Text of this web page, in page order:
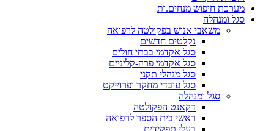
מערכת חיפוש מנחים.ות
סגל ומנהלה
משאבי אנוש בפקולטה לרפואה
נקלטים חדשים
סגל אקדמי בבתי חולים
סגל אקדמי פרה-קליניים
סגל מנהלי תקני
סגל עובדי מחקר ופרוייקט
סגל ומנהלה
דקאנט הפקולטה
ראשי בית הספר לרפואה
בעלי תפקידים